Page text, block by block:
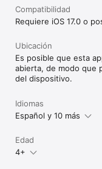
Compatibilidad
Requiere iOS 17.0 o
Ubicación
Es posible que esta
abierta, de modo que
del dispositivo.
Idiomas
Español y 10 más
Edad
4+